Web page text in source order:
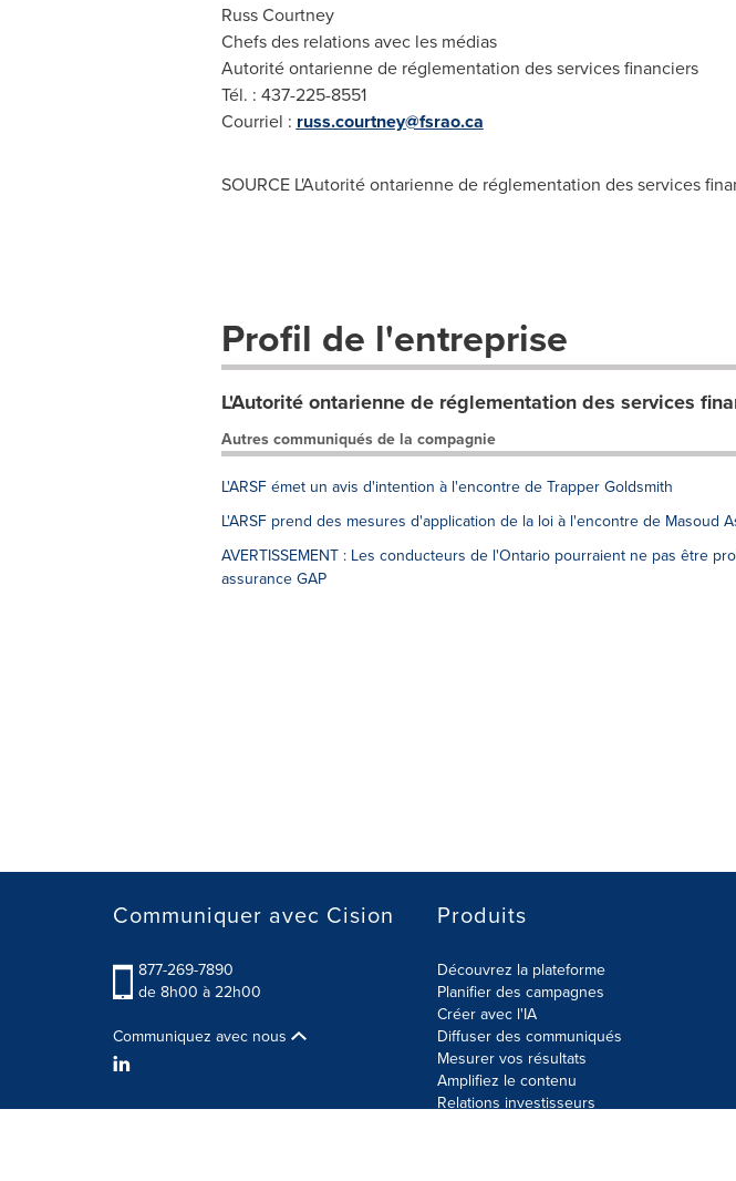
Russ Courtney
Chefs des relations avec les médias
Autorité ontarienne de réglementation des services financiers
Tél. : 437-225-8551
Courriel : russ.courtney@fsrao.ca
SOURCE L'Autorité ontarienne de réglementation des services
Profil de l'entreprise
L'Autorité ontarienne de réglementation des services
Autres communiqués de la compagnie
L'ARSF émet un avis d'intention à l'encontre de Trapper Goldsmith
L'ARSF prend des mesures d'application de la loi à l'encontre de Masoud
AVERTISSEMENT : Les conducteurs de l'Ontario pourraient ne pas être
assurance GAP
Communiquer avec Cision
877-269-7890
de 8h00 à 22h00
Communiquez avec nous
Produits
Découvrez la plateforme
Planifier des campagnes
Créer avec l'IA
Diffuser des communiqués
Mesurer vos résultats
Amplifiez le contenu
Relations investisseurs